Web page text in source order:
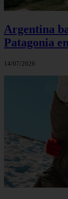
Argentina
Patagonia
14/07/2026